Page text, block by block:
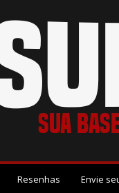
Resenhas Envie